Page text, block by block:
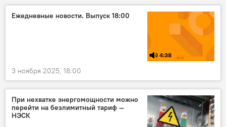
безопасность
защита подделка
Ежедневные новости. Выпуск 18:00
4:38
3 ноября 2025, 18:00
При нехватке энергомощности можно
перейти на безлимитный тариф —
НЭСК